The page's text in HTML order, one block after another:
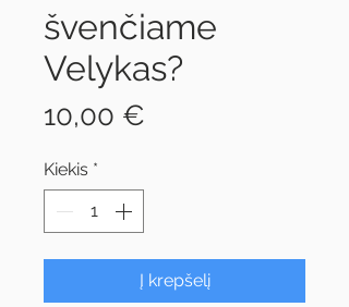
švenčiame
Velykas?
10,00 €
Kiekis *
Į krepšelį